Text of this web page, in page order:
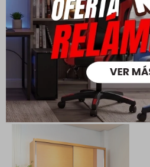
Medios de pago
Productos que te pueden